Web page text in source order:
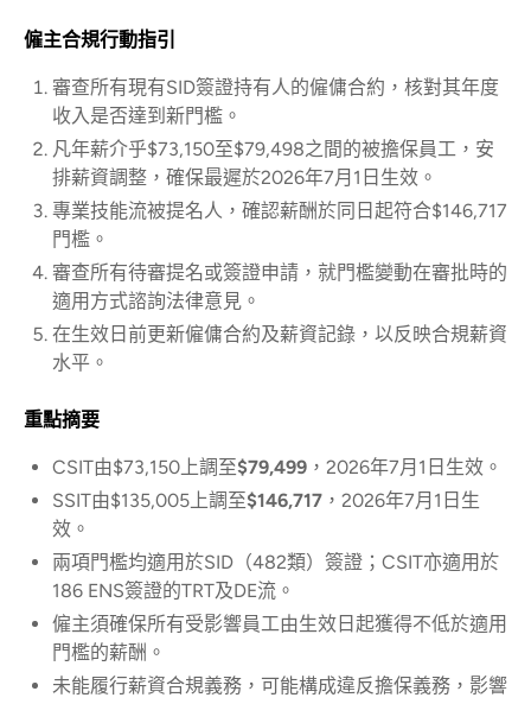
僱主合規行動指引
審查所有現有SID簽證持有人的僱傭合約，核對其年度
收入是否達到新門檻。
凡年薪介乎$73,150至$79,498之間的被擔保員工，安
排薪資調整，確保最遲於2026年7月1日生效。
專業技能流被提名人，確認薪酬於同日起符合$146,717
門檻。
審查所有待審提名或簽證申請，就門檻變動在審批時的
適用方式諮詢法律意見。
在生效日前更新僱傭合約及薪資記錄，以反映合規薪資
水平。
重點摘要
CSIT由$73,150上調至$79,499 ，2026年7月1日生效。
SSIT由$135,005上調至$146,717 ，2026年7月1日生
效。
兩項門檻均適用於SID（482類）簽證；CSIT亦適用於
186 ENS簽證的TRT及DE流。
僱主須確保所有受影響員工由生效日起獲得不低於適用
門檻的薪酬。
未能履行薪資合規義務，可能構成違反擔保義務，影響